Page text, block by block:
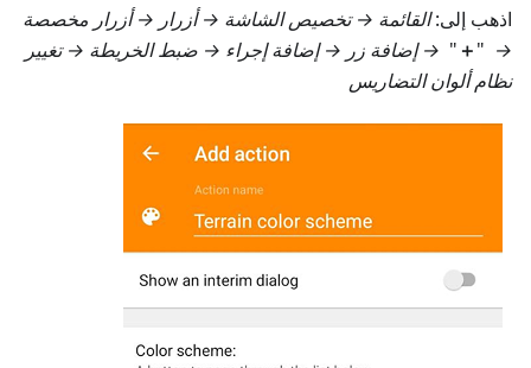
اذهب إلى:القائمة → تخصيص الشاشة → أزرار → أزرار مخصصة
→
"
＋
"
→إضافة زر → إضافة إجراء → ضبط الخريطة → تغيير
نظام ألوان التضاريس